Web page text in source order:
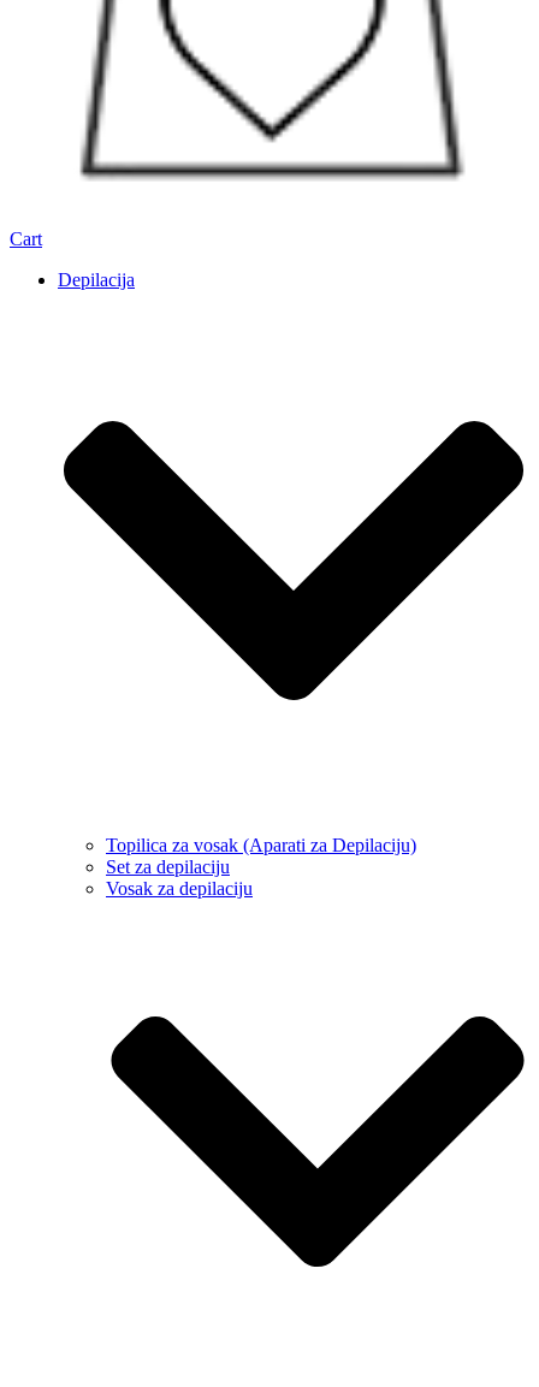
Cart
Depilacija
Topilica za vosak (Aparati za Depilaciju)
Set za depilaciju
Vosak za depilaciju